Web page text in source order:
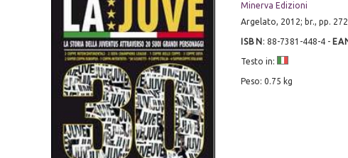
Minerva Edizioni
Argelato, 2012; br., pp.
ISBN : 88-7381-448-4-
Testo in:
Peso: 0.75 kg